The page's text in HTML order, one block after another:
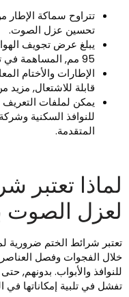
تحسين عزل الصوت.
95 مم, المساهمة في توهين الصوت بشكل أفضل.
الإطارات والأختام
قابلة للاشتعال, مزيد
المتقدمة.
تعتبر
الصوت
شرائط الختم ضرورية
الفجوات وفصل العناصر
والأبواب. بدونهم, حتى
في تلبية إمكاناتها في